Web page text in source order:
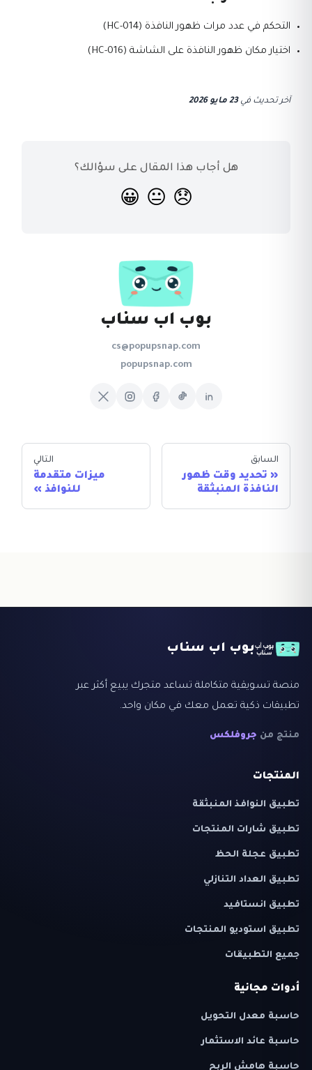
التحكم في عدد مرات ظهور النافذة (HC-014)
اختيار مكان ظهور النافذة على الشاشة (HC-016)
آخر تحديث في23 مايو 2026
هل أجاب هذا المقال على سؤالك؟
😞
😐
😀
بوب اب سناب
cs@popupsnap.com
popupsnap.com
السابق
تحديد وقت ظهور
النافذة المنبثقة
التالي
ميزات متقدمة
للنوافذ
بوب اب سناب
منصة تسويقية متكاملة تساعد متجرك يبيع أكثر عبر
تطبيقات ذكية تعمل معك في مكان واحد.
منتج من جروفلكس
المنتجات
تطبيق النوافذ المنبثقة
تطبيق شارات المنتجات
تطبيق عجلة الحظ
تطبيق العداد التنازلي
تطبيق انستافيد
تطبيق استوديو المنتجات
جميع التطبيقات
أدوات مجانية
حاسبة معدل التحويل
حاسبة عائد الاستثمار
حاسبة هامش الربح